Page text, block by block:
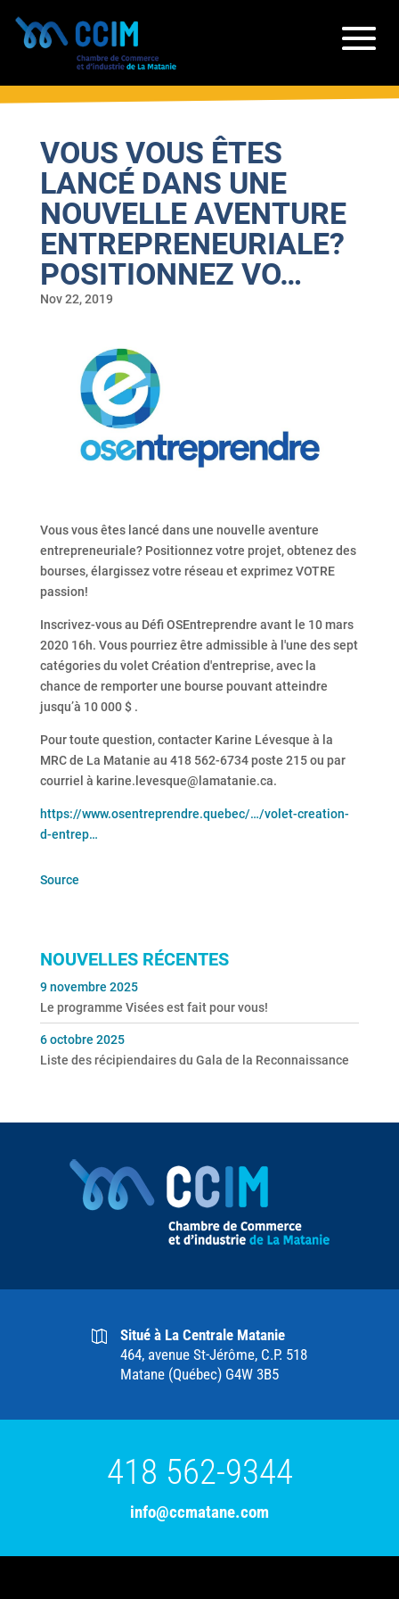
VOUS VOUS ÊTES
LANCÉ DANS UNE
NOUVELLE AVENTURE
ENTREPRENEURIALE?
POSITIONNEZ VO…
Nov 22, 2019
Vous vous êtes lancé dans une nouvelle aventure
entrepreneuriale? Positionnez votre projet, obtenez des
bourses, élargissez votre réseau et exprimez VOTRE
passion!
Inscrivez-vous au Défi OSEntreprendre avant le 10 mars
2020 16h. Vous pourriez être admissible à l'une des sept
catégories du volet Création d'entreprise, avec la
chance de remporter une bourse pouvant atteindre
jusqu’à 10 000 $ .
Pour toute question, contacter Karine Lévesque à la
MRC de La Matanie au 418 562-6734 poste 215 ou par
courriel à karine.levesque@lamatanie.ca.
https://www.osentreprendre.quebec/…/volet-creation-
d-entrep…
Source
NOUVELLES RÉCENTES
Le programme Visées est fait pour vous!
9 novembre 2025
Liste des récipiendaires du Gala de la Reconnaissance
6 octobre 2025
Situé à La Centrale Matanie
464, avenue St-Jérôme, C.P. 518
Matane (Québec) G4W 3B5
418 562-9344
info@ccmatane.com